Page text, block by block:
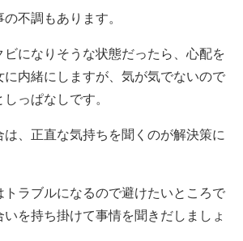
不調もあります。
ビになりそうな状態だったら、心配を
に内緒にしますが、気が気でないので
っぱなしです。
は、正直な気持ちを聞くのが解決策に
トラブルになるので避けたいところで
を持ち掛けて事情を聞きだしましょ